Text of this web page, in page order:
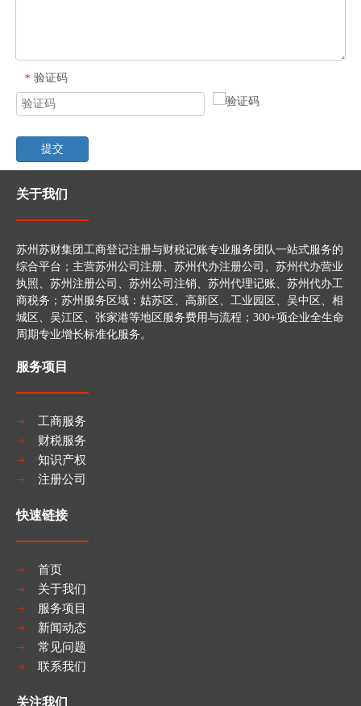
* 验证码
提交
关于我们
苏州苏财集团工商登记注册与财税记账专业服务团队一站式服务的
综合平台；主营苏州公司注册、苏州代办注册公司、苏州代办营业
执照、苏州注册公司、苏州公司注销、苏州代理记账、苏州代办工
商税务；苏州服务区域：姑苏区、高新区、工业园区、吴中区、相
城区、吴江区、张家港等地区服务费用与流程；300+项企业全生命
周期专业增长标准化服务。
服务项目
工商服务
财税服务
知识产权
注册公司
快速链接
首页
关于我们
服务项目
新闻动态
常见问题
联系我们
关注我们